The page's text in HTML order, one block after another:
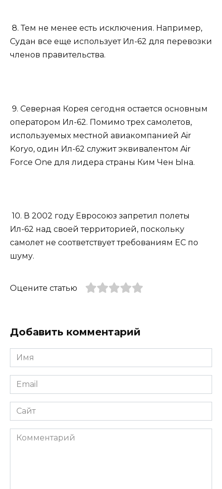
8. Тем не менее есть исключения. Например,
Судан все еще использует Ил-62 для перевозки
членов правительства.
9. Северная Корея сегодня остается основным
оператором Ил-62. Помимо трех самолетов,
используемых местной авиакомпанией Air
Koryo, один Ил-62 служит эквивалентом Air
Force One для лидера страны Ким Чен Ына.
10. В 2002 году Евросоюз запретил полеты
Ил-62 над своей территорией, поскольку
самолет не соответствует требованиям ЕС по
шуму.
Оцените статью
Добавить комментарий
Имя
*
Email
*
Сайт
Комментарий